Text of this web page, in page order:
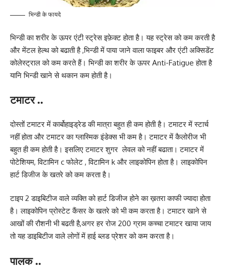
भिन्डी के फायदे
भिन्डी का शरीर के ऊपर एंटी स्ट्रेस इफ़ेक्ट होता है। यह स्ट्रेस को कम करती है
और मेंटल हेल्थ को बढाती है ,भिन्डी में पाया जाने वाला फाइबर और एंटी अक्सिडेंट
कोलेस्ट्राल को कम करते हैं। भिन्डी का शरीर के ऊपर Anti-Fatigue होता है
यानि भिन्डी खाने से थकान कम होती है।
टमाटर ..
दोस्तों टमाटर में कार्बोहाइड्रेड की मात्रा बहुत ही कम होती है। टमाटर में स्टार्च
नहीं होता और टमाटर का ग्लास्मिक इंडेक्स भी कम है। टमाटर में कैलोरीज भी
बहुत ही कम होती है। इसलिए टमाटर शुगर लेवल को नहीं बढाता। टमाटर में
पोटेशियम, विटामिन c फोलेट , विटामिन k और लाइकोपिन होता है। लाइकोपिन
हार्ट डिजीज के खतरे को कम करता है।
टाइप 2 डाइबिटीज वाले व्यक्ति को हार्ट डिजीज होने का ख़तरा काफी ज्यादा होता
है। लाइकोपिन प्रोस्टेट कैंसर के खतरे को भी कम करता है। टमाटर खाने से
आखों की रौशनी भी बढती है,अगर हर रोज 200 ग्राम कच्चा टमाटर खाया जाय
तो यह डाइबिटीज वाले लोगों में हाई ब्लड प्रेशर को कम करता है।
पालक ..